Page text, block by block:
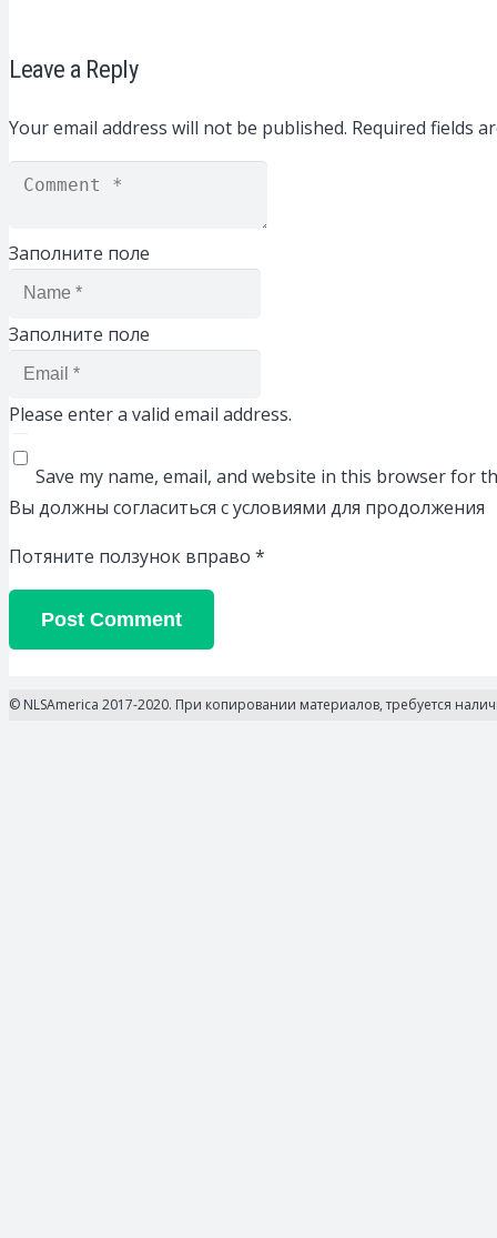
Leave a Reply
Your email address will not be published. Required fields
Заполните поле
Заполните поле
Please enter a valid email address.
Save my name, email, and website in this browser for
Вы должны согласиться с условиями для продолжения
Потяните ползунок вправо *
Post Comment
© NLSAmerica 2017-2020. При копировании материалов, требуется